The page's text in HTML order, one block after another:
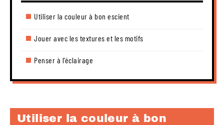
Utiliser la couleur à bon escient
Jouer avec les textures et les motifs
Penser à l’éclairage
Utiliser la couleur à bon